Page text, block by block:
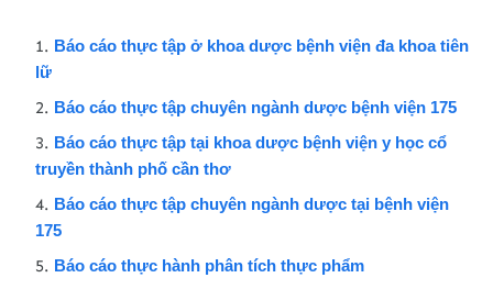
Báo cáo thực tập ở khoa dược bệnh viện đa khoa tiên
lữ
Báo cáo thực tập chuyên ngành dược bệnh viện 175
Báo cáo thực tập tại khoa dược bệnh viện y học cổ
truyền thành phố cần thơ
Báo cáo thực tập chuyên ngành dược tại bệnh viện
175
Báo cáo thực hành phân tích thực phẩm